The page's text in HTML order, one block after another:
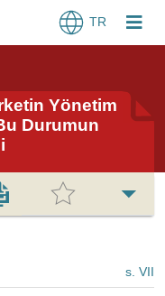
TR
Yönetim
Durumun
s. VII